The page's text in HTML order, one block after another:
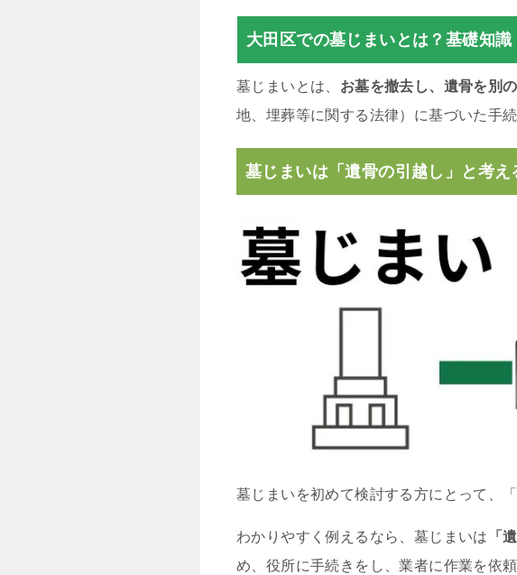
大田区での墓じまいとは？基礎知識
墓じまいとは、 お墓を撤去し、遺骨を別
地、埋葬等に関する法律）に基づいた手続
墓じまいは「遺骨の引越し」と考え
墓じまいを初めて検討する方にとって、
わかりやすく例えるなら、墓じまいは 「
め、役所に手続きをし、業者に作業を依頼